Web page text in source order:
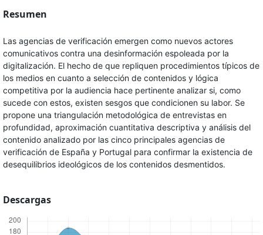
Resumen
Las agencias de verificación emergen como nuevos actores
comunicativos contra una desinformación espoleada por la
digitalización. El hecho de que repliquen procedimientos típicos de
los medios en cuanto a selección de contenidos y lógica
competitiva por la audiencia hace pertinente analizar si, como
sucede con estos, existen sesgos que condicionen su labor. Se
propone una triangulación metodológica de entrevistas en
profundidad, aproximación cuantitativa descriptiva y análisis del
contenido analizado por las cinco principales agencias de
verificación de España y Portugal para confirmar la existencia de
desequilibrios ideológicos de los contenidos desmentidos.
Descargas